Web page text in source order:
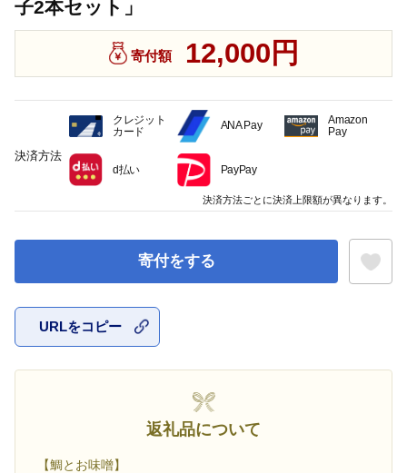
子2本セット」
寄付額 12,000円
寄付をする
URLをコピー
返礼品について
【鯛とお味噌】
決済方法
クレジット
カード
ANA Pay
Amazon
Pay
d払い PayPay
決済方法ごとに決済上限額が異なります。